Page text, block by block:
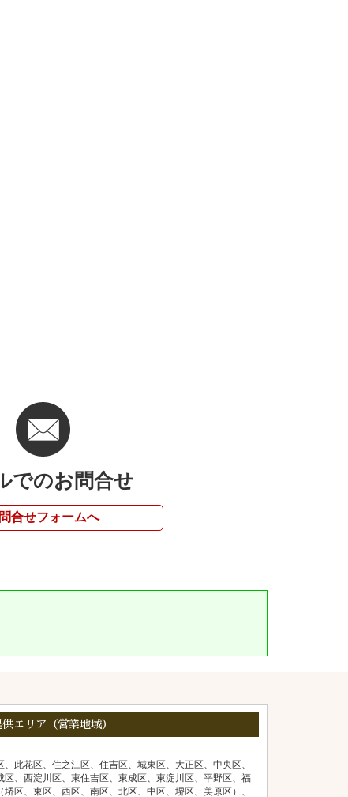
でのお問合せ
合せフォームへ
供エリア（営業地域）
此花区、住之江区、住吉区、城東区、大正区、中央区、
、西淀川区、東住吉区、東成区、東淀川区、平野区、福
区、東区、西区、南区、北区、中区、堺区、美原区）、